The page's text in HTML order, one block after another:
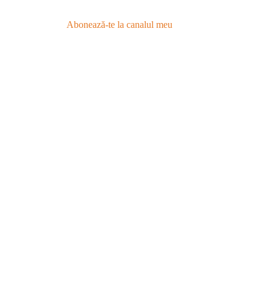
Abonează-te la canalul meu